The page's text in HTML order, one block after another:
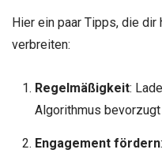
Hier ein paar Tipps, die
verbreiten:
Regelmäßigkeit:
Algorithmus
Engagement fördern